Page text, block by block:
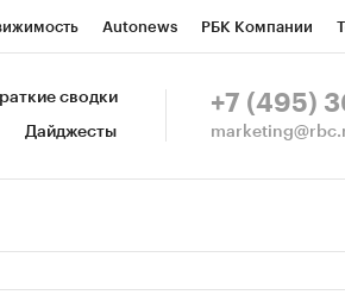
Autonews РБК Компании
СПб Конференции СПб
сводки
Дайджесты
+7 (495)